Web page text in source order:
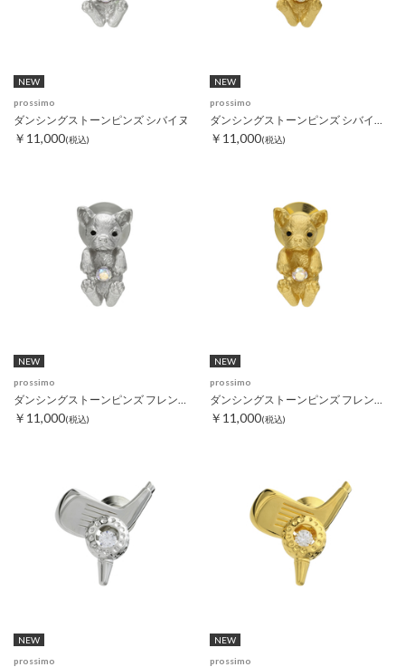
NEW
prossimo
ダンシングストーンピンズ シバイヌ
￥11,000(税込)
NEW
prossimo
ダンシングストーンピンズ シバイヌ ゴールド
￥11,000(税込)
NEW
prossimo
￥11,000(税込)
NEW
prossimo
￥11,000(税込)
NEW
prossimo
NEW
prossimo